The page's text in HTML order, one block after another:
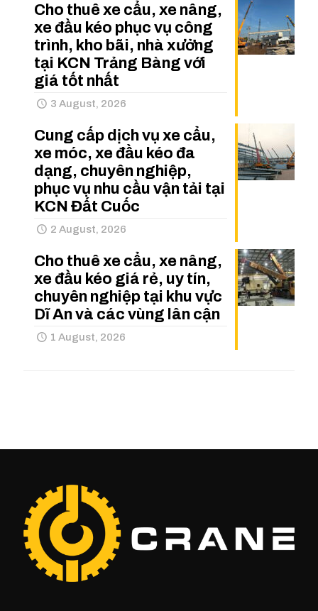
Cho thuê xe cẩu, xe nâng,
xe đầu kéo phục vụ công
trình, kho bãi, nhà xưởng
tại KCN Trảng Bàng với
giá tốt nhất
3 August, 2026
Cung cấp dịch vụ xe cẩu,
xe móc, xe đầu kéo đa
dạng, chuyên nghiệp,
phục vụ nhu cầu vận tải tại
KCN Đất Cuốc
2 August, 2026
Cho thuê xe cẩu, xe nâng,
xe đầu kéo giá rẻ, uy tín,
chuyên nghiệp tại khu vực
Dĩ An và các vùng lân cận
1 August, 2026